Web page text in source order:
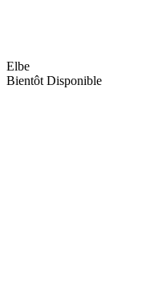
Elbe
Bientôt Disponible